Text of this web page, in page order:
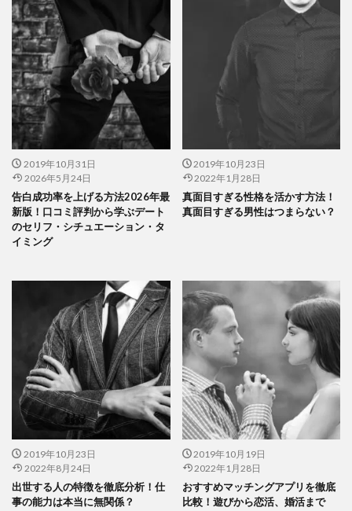
2019年10月31日
2026年5月24日
告白成功率を上げる方法2026年最
新版！口コミ評判から学ぶデート
のセリフ・シチュエーション・タ
イミング
2019年10月23日
2022年1月28日
真面目すぎる性格を活かす方法！
真面目すぎる男性はつまらない？
2019年10月23日
2022年8月24日
出世する人の特徴を徹底分析！仕
事の能力は本当に無関係？
2019年10月19日
2022年1月28日
おすすめマッチングアプリを徹底
比較！遊びから恋活、婚活まで